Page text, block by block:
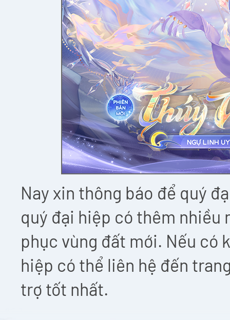
Nay xin thông báo để quý
quý đại hiệp có thêm nhiều
phục vùng đất mới. Nếu có
hiệp có thể liên hệ đến
trợ tốt nhất.